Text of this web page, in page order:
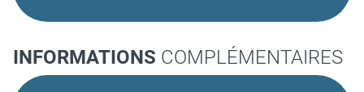
INFORMATIONS COMPLÉMENTAIRES